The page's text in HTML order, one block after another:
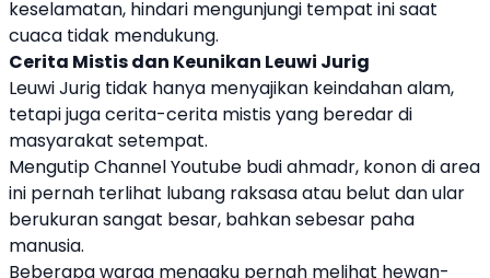
keselamatan, hindari mengunjungi tempat ini saat
cuaca tidak mendukung.
Cerita Mistis dan Keunikan Leuwi Jurig
Leuwi Jurig tidak hanya menyajikan keindahan alam,
tetapi juga cerita-cerita mistis yang beredar di
masyarakat setempat.
Mengutip Channel Youtube budi ahmadr, konon di area
ini pernah terlihat lubang raksasa atau belut dan ular
berukuran sangat besar, bahkan sebesar paha
manusia.
Beberapa warga mengaku pernah melihat hewan-